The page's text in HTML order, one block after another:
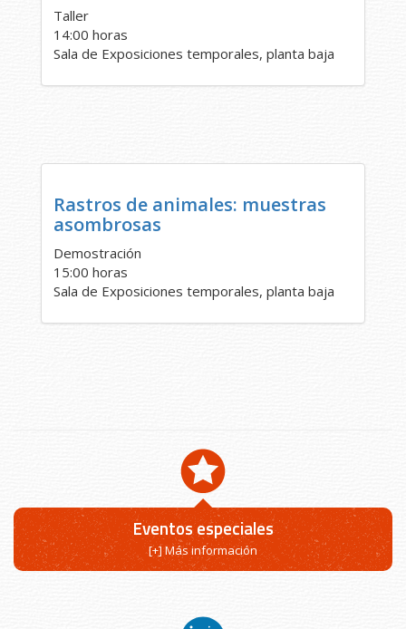
Taller
14:00 horas
Sala de Exposiciones temporales, planta baja
Rastros de animales: muestras
asombrosas
Demostración
15:00 horas
Sala de Exposiciones temporales, planta baja
Eventos especiales
[+] Más información